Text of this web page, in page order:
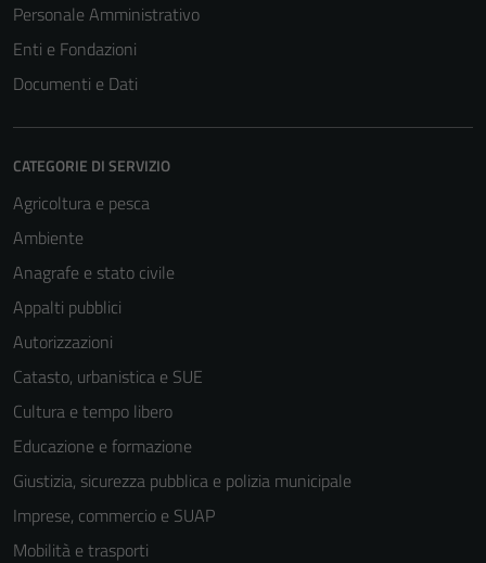
Personale Amministrativo
Enti e Fondazioni
Documenti e Dati
CATEGORIE DI SERVIZIO
Agricoltura e pesca
Ambiente
Anagrafe e stato civile
Appalti pubblici
Autorizzazioni
Catasto, urbanistica e SUE
Cultura e tempo libero
Educazione e formazione
Giustizia, sicurezza pubblica e polizia municipale
Imprese, commercio e SUAP
Mobilità e trasporti